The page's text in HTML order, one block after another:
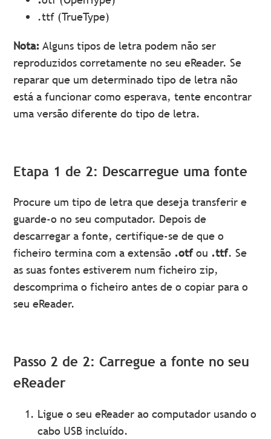
.ttf (TrueType)
Nota: Alguns tipos de letra podem não ser
reproduzidos corretamente no seu eReader. Se
reparar que um determinado tipo de letra não
está a funcionar como esperava, tente encontrar
uma versão diferente do tipo de letra.
Etapa 1 de 2: Descarregue uma fonte
Procure um tipo de letra que deseja transferir e
guarde-o no seu computador. Depois de
descarregar a fonte, certifique-se de que o
ficheiro termina com a extensão .otfou .ttf. Se
as suas fontes estiverem num ficheiro zip,
descomprima o ficheiro antes de o copiar para o
seu eReader.
Passo 2 de 2: Carregue a fonte no seu
eReader
Ligue o seu eReader ao computador usando o
cabo USB incluído.